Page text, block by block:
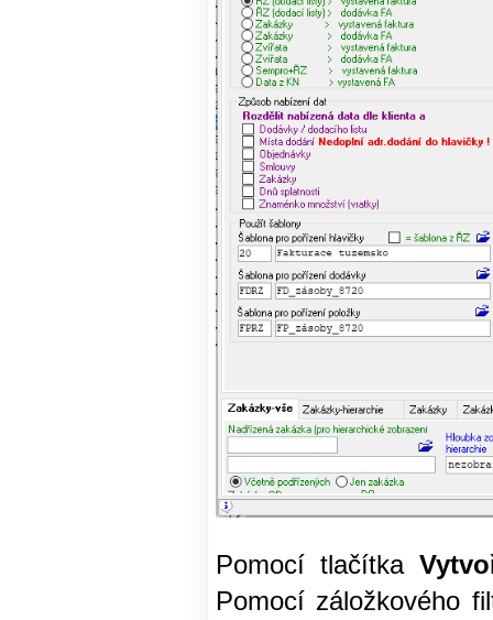
Pomocí tlačítka
Pomocí záložkového